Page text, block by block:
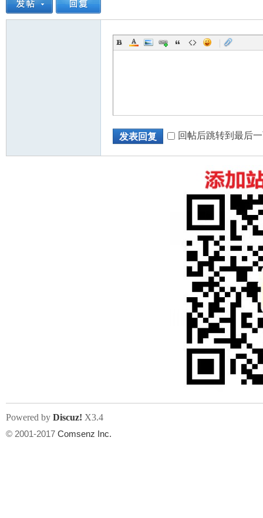
|
发表回复 回帖后跳转到最后
Powered by Discuz! X3.4
© 2001-2017 Comsenz Inc.